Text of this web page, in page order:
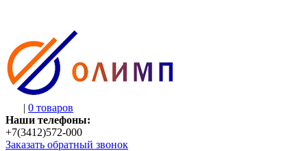
| 0 товаров
Наши телефоны:
+7(3412)572-000
Заказать обратный звонок